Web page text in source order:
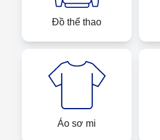
Đồ thể thao
Áo sơ mi